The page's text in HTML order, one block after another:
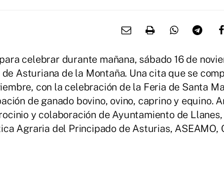
celebrar durante mañana, sábado 16 de
Asturiana de la Montaña. Una cita que se
con la celebración de la Feria de Santa
de ganado bovino, ovino, caprino y equino.
y colaboración de Ayuntamiento de
Agraria del Principado de Asturias, ASEAMO,